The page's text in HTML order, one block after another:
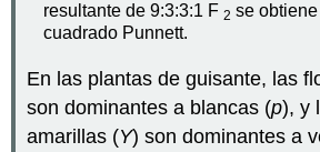
resultante de 9:3:3:1 F2 se
cuadrado Punnett.
En las plantas de guisante, las
son dominantes a blancas (p), y
amarillas (Y) son dominantes a